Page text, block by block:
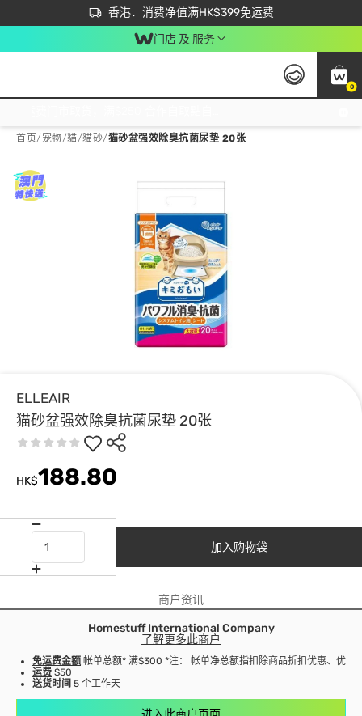
香港．消费净值满HK$399免运费
立即成为易赏钱会员尽享独家优惠
首次APP下单买满$450 输入 NEWAPP 即减$50
门店 及 服务
0
首页/ 宠物/貓/貓砂/猫砂盆强效除臭抗菌尿垫 20张
ELLEAIR
猫砂盆强效除臭抗菌尿垫 20张
HK$188.80
加入购物袋
商户资讯
Homestuff International Company
了解更多此商户
免运费金额 帐单总额* 满$300 *注： 帐单净总额指扣除商品折扣优惠、优惠
运费 $50
送货时间 5 个工作天